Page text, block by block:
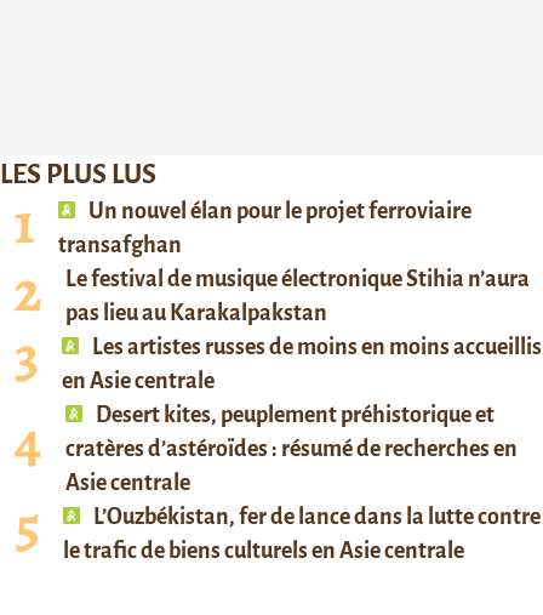
LES PLUS LUS
Un nouvel élan pour le projet ferroviaire
transafghan
Le festival de musique électronique Stihia n’aura
pas lieu au Karakalpakstan
Les artistes russes de moins en moins accueillis
en Asie centrale
Desert kites, peuplement préhistorique et
cratères d’astéroïdes : résumé de recherches en
Asie centrale
L’Ouzbékistan, fer de lance dans la lutte contre
le trafic de biens culturels en Asie centrale